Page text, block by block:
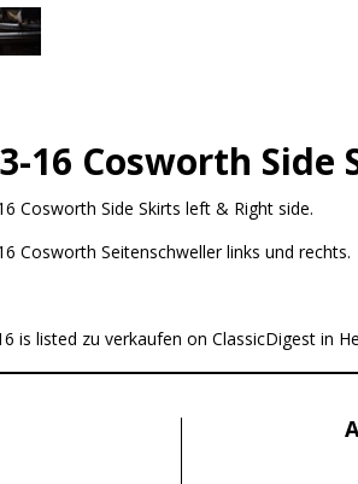
16 Cosworth Side
Cosworth Side Skirts left & Right side.
Cosworth Seitenschweller links und rechts.
is listed zu verkaufen on ClassicDigest in